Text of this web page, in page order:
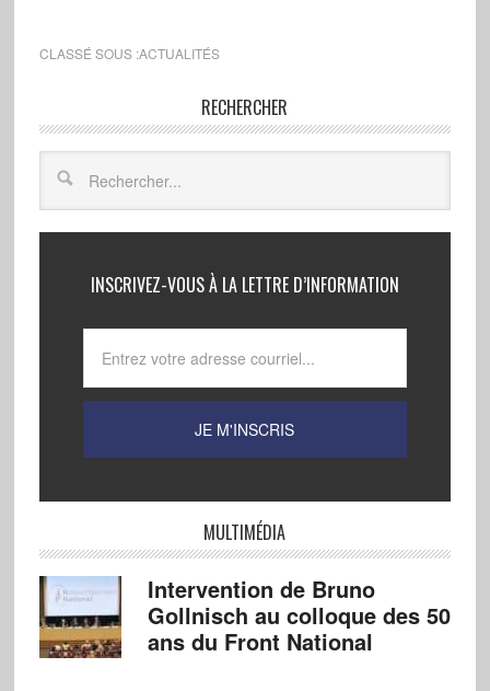
CLASSÉ SOUS :ACTUALITÉS
RECHERCHER
INSCRIVEZ-VOUS À LA LETTRE D’INFORMATION
MULTIMÉDIA
Intervention de Bruno
Gollnisch au colloque des 50
ans du Front National